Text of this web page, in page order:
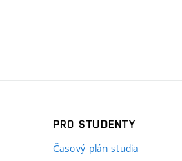
PRO STUDENTY
Časový plán studia